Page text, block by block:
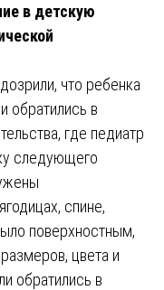
в детскую
что ребенка
обратились в
где педиатр
следующего
спине,
поверхностным,
цвета и
обратились в